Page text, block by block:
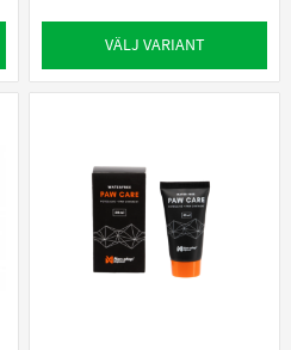
VÄLJ VARIANT